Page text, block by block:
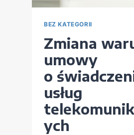
BEZ KATEGORII
Zmiana
umowy
o
usług
ych